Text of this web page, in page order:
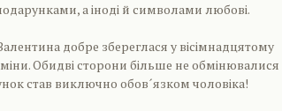
а іноді й символами любові.
добре збереглася у вісімнадцятому
Обидві сторони більше не обмінювалися
став виключно обов´язком чоловіка!